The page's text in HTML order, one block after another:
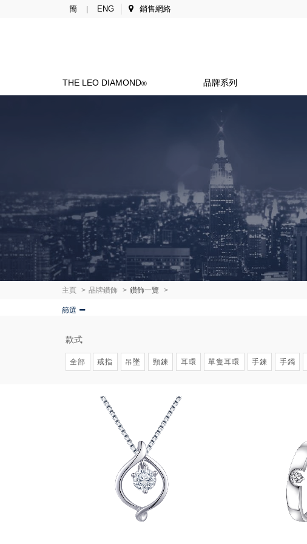
簡 ENG 銷售網絡
THE LEO DIAMOND® 品牌系列
主頁 品牌鑽飾 鑽飾一覽
篩選
款式
全部 戒指 吊墜 頸鍊 耳環 單隻耳環 手鍊 手鐲